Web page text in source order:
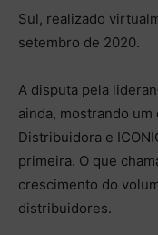
Sul, realizado
setembro de 2020.
A disputa pela
ainda, mostrando
Distribuidora e
primeira. O que
crescimento do
distribuidores.